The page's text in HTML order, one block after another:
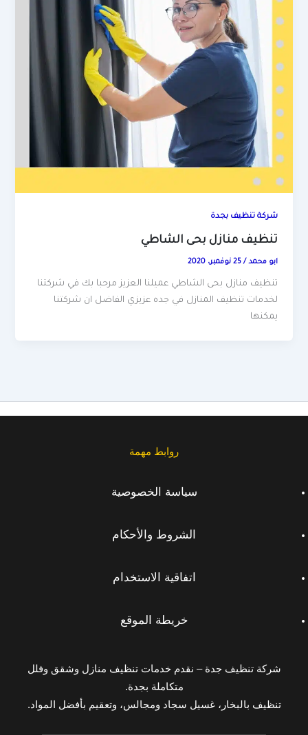
شركة تنظيف بجدة
تنظيف منازل بحى الشاطي
ابو محمد/25 نوفمبر، 2020
تنظيف منازل بحى الشاطي عميلنا العزيز مرحبا بك في شركتنا
لخدمات تنظيف المنازل في جده عزيزي الفاضل ان شركتنا
يمكنها
روابط مهمة
سياسة الخصوصية
الشروط والأحكام
اتفاقية الاستخدام
خريطة الموقع
شركة تنظيف جدة – نقدم خدمات تنظيف منازل وشقق وفلل
متكاملة بجدة.
تنظيف بالبخار، غسيل سجاد ومجالس، وتعقيم بأفضل المواد.